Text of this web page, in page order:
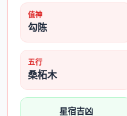
值神
勾陈
五行
桑柘木
星宿吉凶